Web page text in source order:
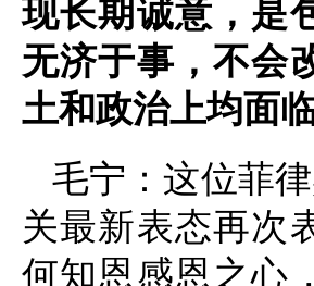
现长期诚意，是
无济于事，不会
土和政治上均面
毛宁：这位菲
关最新表态再次
何知恩感恩之心